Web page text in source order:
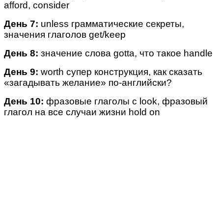
afford, consider
День 7: unless грамматические секреты,
значения глаголов get/keep
День 8: значение слова gotta, что такое handle
День 9: worth супер конструкция, как сказать
«загадывать желание» по-английски?
День 10: фразовые глаголы с look, фразовый
глагол на все случаи жизни hold on